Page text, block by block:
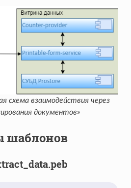
схема взаимодействия через
документов»